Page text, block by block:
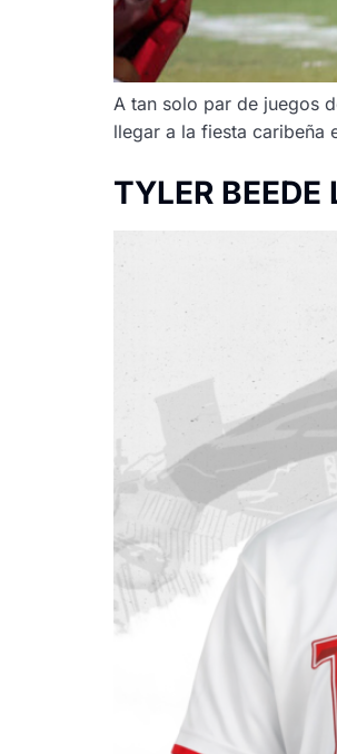
A tan solo par de juegos
llegar a la fiesta caribeña
TYLER